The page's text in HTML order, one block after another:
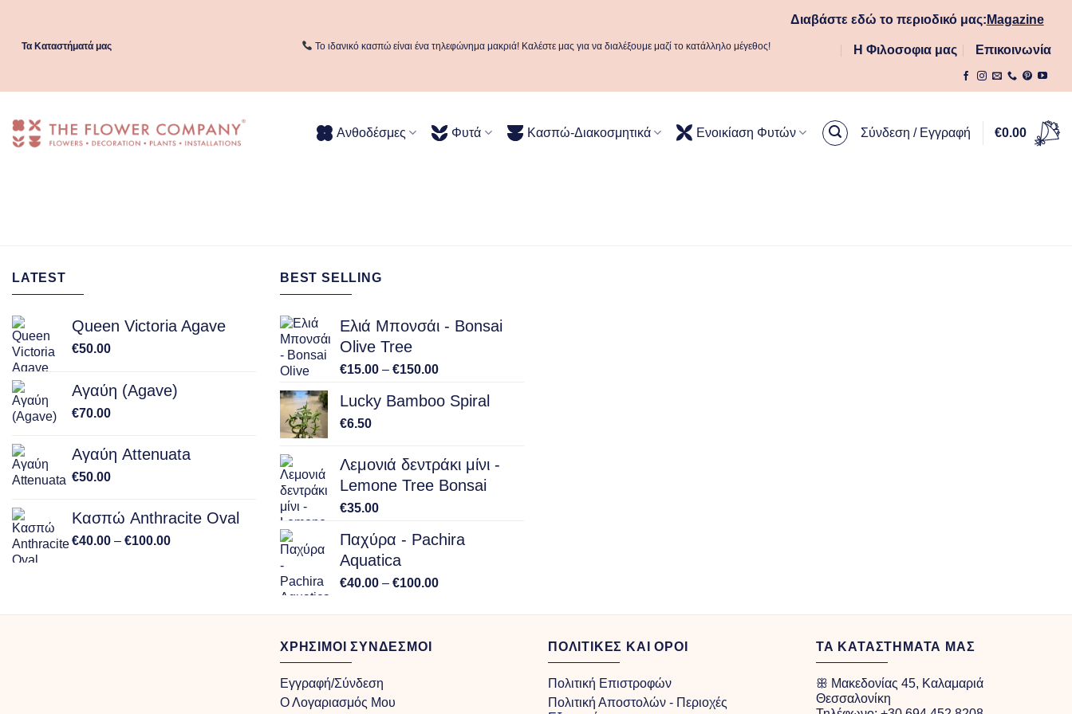
Τα Kαταστήματά μας Το ιδανικό κασπώ είναι ένα τηλεφώνημα μακριά! Καλέστε μας για να διαλέξουμε μαζί το κατάλληλο μέγεθος!
Διαβάστε εδώ το περιοδικό μας: Magazine
Η Φιλοσοφια μας Επικοινωνία
Ανθοδέσμες Φυτά Κασπώ-Διακοσμητικά Ενοικίαση Φυτών Σύνδεση / Εγγραφή €0.00
LATEST
Queen Victoria Agave
€50.00
Αγαύη (Agave)
€70.00
Αγαύη Attenuata
€50.00
Κασπώ Anthracite Oval
€40.00 – €100.00Price
BEST SELLING
Ελιά Μπονσάι - Bonsai
Olive Tree
€15.00 – €150.00Price
€15.00
Lucky Bamboo Spiral
€6.50
Λεμονιά δεντράκι μίνι -
Lemone Tree Bonsai
€35.00
Παχύρα - Pachira
Aquatica
€40.00 – €100.00Price
€40.00
ΧΡΗΣΙΜΟΙ ΣΥΝΔΕΣΜΟΙ
Εγγραφή/Σύνδεση
Ο Λογαριασμός Μου
ΠΟΛΙΤΙΚΕΣ ΚΑΙ ΟΡΟΙ
Πολιτική Επιστροφών
Πολιτική Αποστολών - Περιοχές
ΤΑ ΚΑΤΑΣΤΗΜΑΤΑ ΜΑΣ
ꕥ Μακεδονίας 45, Καλαμαριά
Θεσσαλονίκη